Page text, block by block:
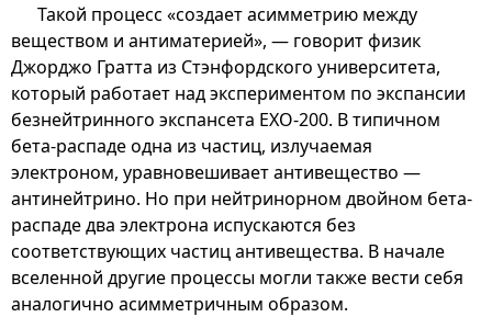
Такой процесс «создает асимметрию между
веществом и антиматерией», — говорит физик
Джорджо Гратта из Стэнфордского университета,
который работает над экспериментом по экспансии
безнейтринного экспансета EXO-200. В типичном
бета-распаде одна из частиц, излучаемая
электроном, уравновешивает антивещество —
антинейтрино. Но при нейтринорном двойном бета-
распаде два электрона испускаются без
соответствующих частиц антивещества. В начале
вселенной другие процессы могли также вести себя
аналогично асимметричным образом.